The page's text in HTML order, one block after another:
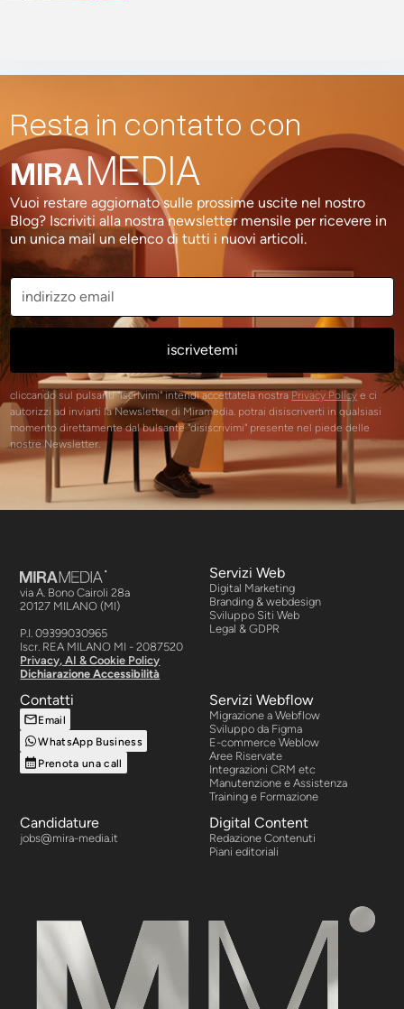
Resta in contatto con
MIRAMEDIA
Vuoi restare aggiornato sulle prossime uscite nel nostro
Blog? Iscriviti alla nostra newsletter mensile per ricevere in
un unica mail un elenco di tutti i nuovi articoli.
cliccando sul pulsanti "iscrivimi" intendi accettatela nostraPrivacy Policy e ci
autorizzi ad inviarti la Newsletter di Miramedia. potrai disiscriverti in qualsiasi
momento direttamente dal bulsante "disiscrivimi" presente nel piede delle
nostre Newsletter.
Servizi Web
Digital Marketing
Branding & webdesign
Sviluppo Siti Web
Legal & GDPR
via A. Bono Cairoli 28a
20127 MILANO (MI)
P.I. 09399030965
Iscr. REA MILANO MI - 2087520
Privacy, AI & Cookie Policy
Dichiarazione Accessibilità
Servizi Webflow
Migrazione a Webflow
Sviluppo da Figma
E-commerce Weblow
Aree Riservate
Integrazioni CRM etc
Manutenzione e Assistenza
Training e Formazione
Digital Content
Redazione Contenuti
Piani editoriali
Contatti
Email
WhatsApp Business
Prenota una call
Candidature
jobs@mira-media.it